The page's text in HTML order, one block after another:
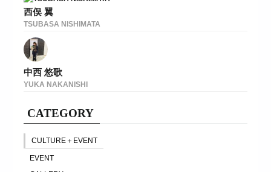
西俣 翼
TSUBASA NISHIMATA
中西 悠歌
YUKA NAKANISHI
CATEGORY
CULTURE＋EVENT
EVENT